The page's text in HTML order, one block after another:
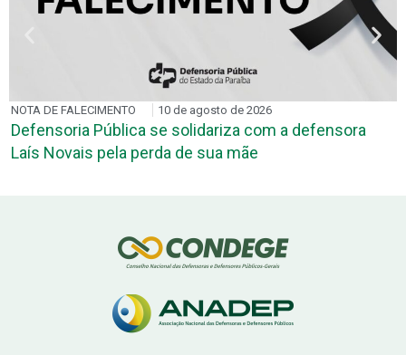
NOTA DE FALECIMENTO 10 de agosto de 2026
Defensoria Pública se solidariza com a defensora
Laís Novais pela perda de sua mãe